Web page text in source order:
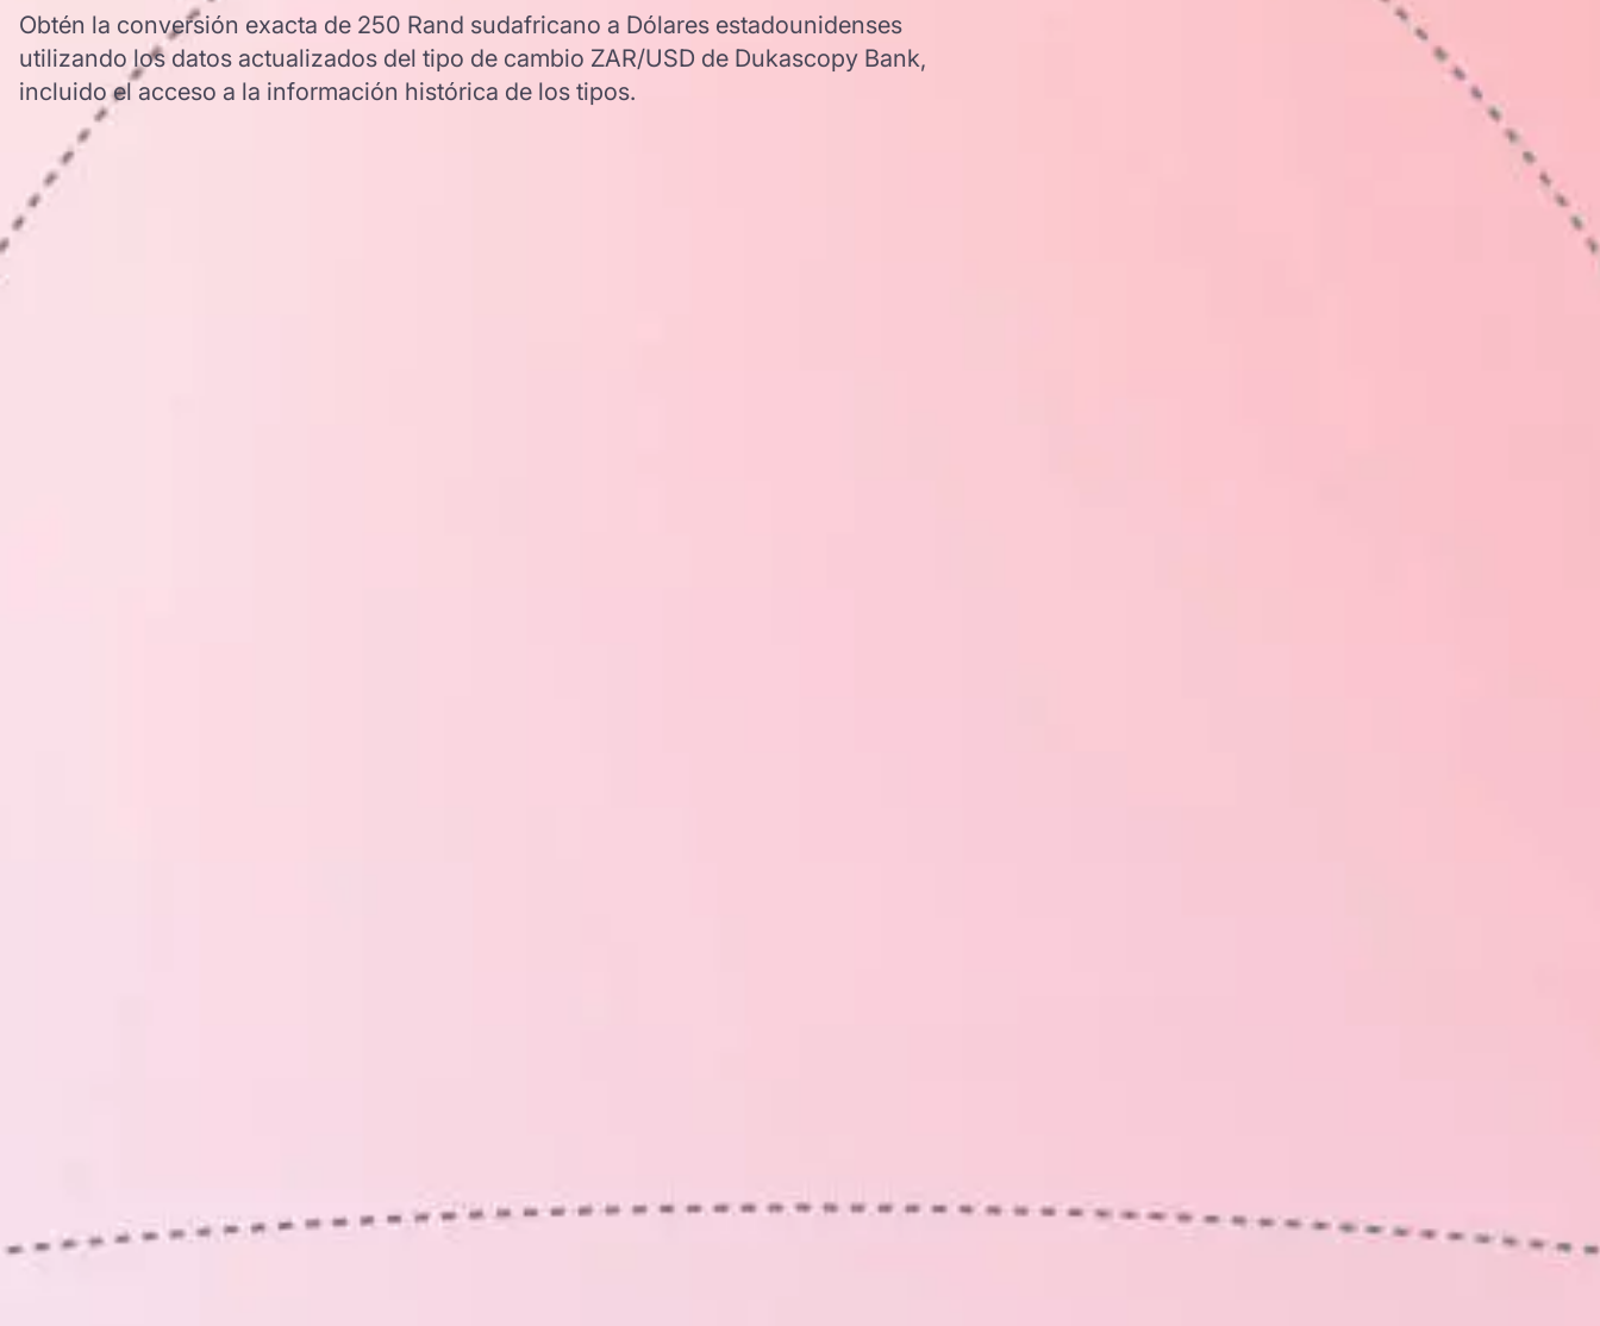
Obtén la conversión exacta de 250 Rand sudafricano a Dólares estadounidenses
utilizando los datos actualizados del tipo de cambio ZAR/USD de Dukascopy Bank,
incluido el acceso a la información histórica de los tipos.